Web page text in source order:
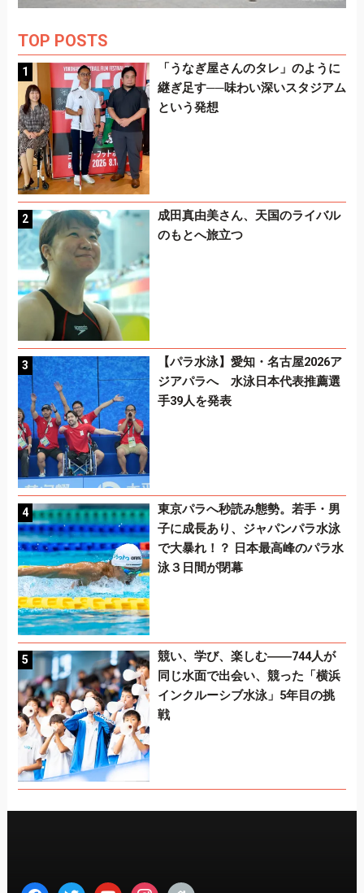
TOP POSTS
「うなぎ屋さんのタレ」のように
継ぎ足す──味わい深いスタジアム
という発想
成田真由美さん、天国のライバル
のもとへ旅立つ
【パラ水泳】愛知・名古屋2026ア
ジアパラへ 水泳日本代表推薦選
手39人を発表
東京パラへ秒読み態勢。若手・男
子に成長あり、ジャパンパラ水泳
で大暴れ！？ 日本最高峰のパラ水
泳３日間が閉幕
競い、学び、楽しむ――744人が
同じ水面で出会い、競った「横浜
インクルーシブ水泳」5年目の挑
戦